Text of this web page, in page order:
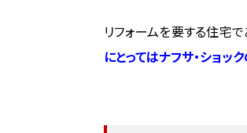
リフォームを要する住宅で
にとってはナフサ・ショ